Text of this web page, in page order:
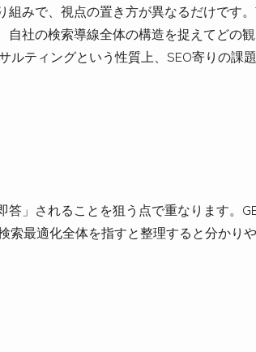
みで、視点の置き方が異なるだけです
社の検索導線全体の構造を捉えてどの
ティングという性質上、SEO寄りの課
」されることを狙う点で重なります。
最適化全体を指すと整理すると分かりや